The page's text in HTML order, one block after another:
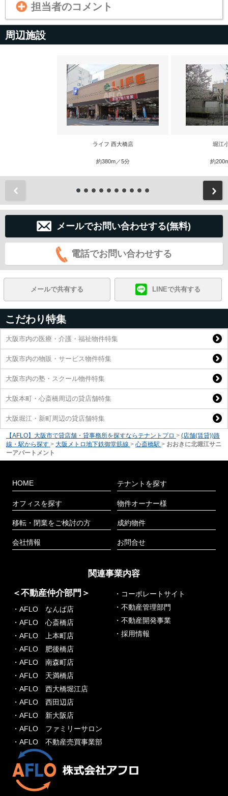
担当者のコメント
周辺施設
ライフ 西大橋店
約380m／5分
堀江
約
メールでお問い合わせする(無料)
電話でお問い合わせする
メールで共有する LINEで共有する
こだわり特集
大阪市内の医療・介護・福祉物件特集
大阪市内の物販・サービス物件特集
大阪市内の塾・スクール物件特集
大阪本町・心斎橋周辺の貸店舗特集
大阪堀江・新町周辺の貸店舗特集
【AFLO】大阪市で貸店舗・貸事務所を探すならテナントプロ > (店舗(賃貸))路
線・駅から探す > 大阪メトロ地下鉄御堂筋線 > 心斎橋駅 > おおきに北堀江サニ
ーアパートメント
HOME
オフィスを探す
移転・閉業をご検討の方
会社情報
テナントを探す
物件オーナー様
成約物件
お問合せ
関連事業内容
＜不動産仲介部門＞
・AFLO なんば店
・AFLO 心斎橋店
・AFLO 上本町店
・AFLO 肥後橋店
・AFLO 南森町店
・AFLO 天満橋店
・AFLO 西大橋堀江店
・AFLO 西田辺店
・AFLO 新大阪店
・AFLO ファミリーサロン
・AFLO 不動産売買事業部
・コーポレートサイト
・不動産管理部門
・不動産開発事業
・採用情報